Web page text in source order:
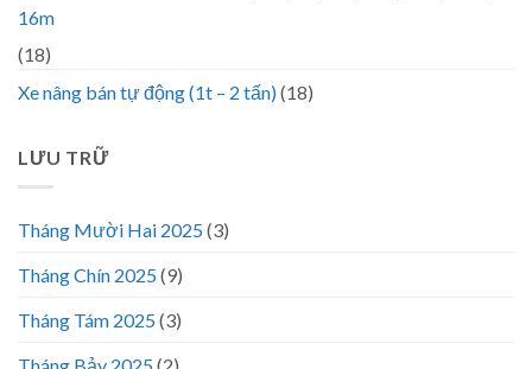
16m
(18)
Xe nâng bán tự động (1t – 2 tấn)(18)
LƯU TRỮ
Tháng Mười Hai 2025(3)
Tháng Chín 2025(9)
Tháng Tám 2025(3)